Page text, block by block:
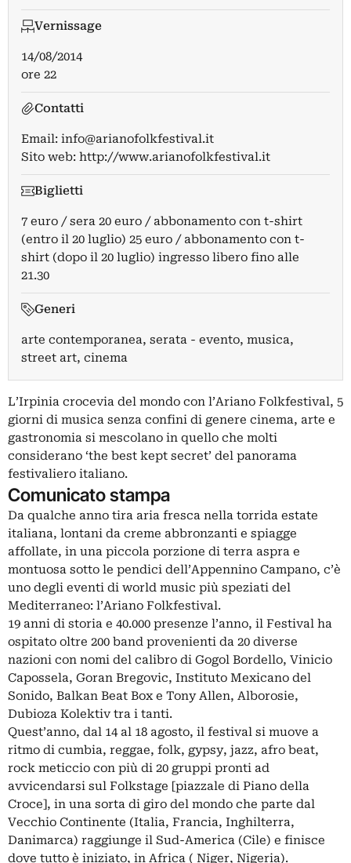
Vernissage
14/08/2014
ore 22
Contatti
Email: info@arianofolkfestival.it
Sito web: http://www.arianofolkfestival.it
Biglietti
7 euro / sera 20 euro / abbonamento con t-shirt
(entro il 20 luglio) 25 euro / abbonamento con t-
shirt (dopo il 20 luglio) ingresso libero fino alle
21.30
Generi
arte contemporanea, serata - evento, musica,
street art, cinema
L’Irpinia crocevia del mondo con l’Ariano Folkfestival, 5
giorni di musica senza confini di genere cinema, arte e
gastronomia si mescolano in quello che molti
considerano ‘the best kept secret’ del panorama
festivaliero italiano.
Comunicato stampa
Da qualche anno tira aria fresca nella torrida estate
italiana, lontani da creme abbronzanti e spiagge
affollate, in una piccola porzione di terra aspra e
montuosa sotto le pendici dell’Appennino Campano, c’è
uno degli eventi di world music più speziati del
Mediterraneo: l’Ariano Folkfestival.
19 anni di storia e 40.000 presenze l’anno, il Festival ha
ospitato oltre 200 band provenienti da 20 diverse
nazioni con nomi del calibro di Gogol Bordello, Vinicio
Capossela, Goran Bregovic, Instituto Mexicano del
Sonido, Balkan Beat Box e Tony Allen, Alborosie,
Dubioza Kolektiv tra i tanti.
Quest’anno, dal 14 al 18 agosto, il festival si muove a
ritmo di cumbia, reggae, folk, gypsy, jazz, afro beat,
rock meticcio con più di 20 gruppi pronti ad
avvicendarsi sul Folkstage [piazzale di Piano della
Croce], in una sorta di giro del mondo che parte dal
Vecchio Continente (Italia, Francia, Inghilterra,
Danimarca) raggiunge il Sud-America (Cile) e finisce
dove tutto è iniziato, in Africa ( Niger, Nigeria).